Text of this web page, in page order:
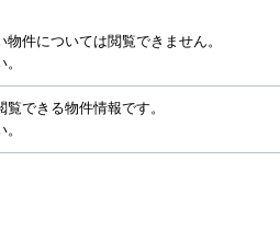
件については閲覧できません。
できる物件情報です。